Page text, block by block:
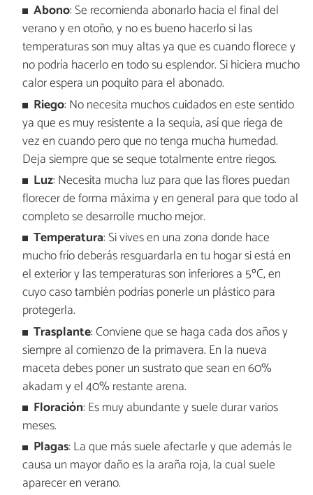
Abono: Se recomienda abonarlo hacia el final del
verano y en otoño, y no es bueno hacerlo si las
temperaturas son muy altas ya que es cuando florece y
no podría hacerlo en todo su esplendor. Si hiciera mucho
calor espera un poquito para el abonado.
Riego: No necesita muchos cuidados en este sentido
ya que es muy resistente a la sequía, así que riega de
vez en cuando pero que no tenga mucha humedad.
Deja siempre que se seque totalmente entre riegos.
Luz: Necesita mucha luz para que las flores puedan
florecer de forma máxima y en general para que todo al
completo se desarrolle mucho mejor.
Temperatura: Si vives en una zona donde hace
mucho frío deberás resguardarla en tu hogar si está en
el exterior y las temperaturas son inferiores a 5ºC, en
cuyo caso también podrías ponerle un plástico para
protegerla.
Trasplante: Conviene que se haga cada dos años y
siempre al comienzo de la primavera. En la nueva
maceta debes poner un sustrato que sean en 60%
akadam y el 40% restante arena.
Floración: Es muy abundante y suele durar varios
meses.
Plagas: La que más suele afectarle y que además le
causa un mayor daño es la araña roja, la cual suele
aparecer en verano.